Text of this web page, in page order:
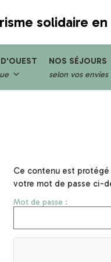
solidaire
NOS SÉJOURS
selon vos envies
Ce contenu est
votre mot de passe ci-
Mot de passe :